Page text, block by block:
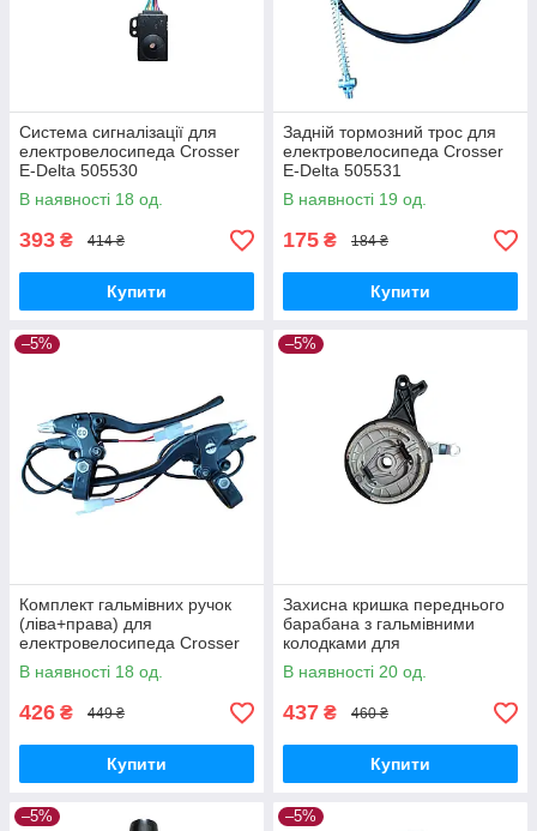
Система сигналізації для
електровелосипеда Crosser
E-Delta 505530
В наявності 18 од.
393 ₴ 414 ₴
Купити
Задній тормозний трос для
електровелосипеда Crosser
E-Delta 505531
В наявності 19 од.
175 ₴ 184 ₴
Купити
–5%
Комплект гальмівних ручок
(ліва+права) для
електровелосипеда Crosser
E-Delta 505533
В наявності 18 од.
426 ₴ 449 ₴
Купити
–5%
Захисна кришка переднього
барабана з гальмівними
колодками для
електровелосипеда Crosser
E-Delta 505537
В наявності 20 од.
437 ₴ 460 ₴
Купити
–5% –5%